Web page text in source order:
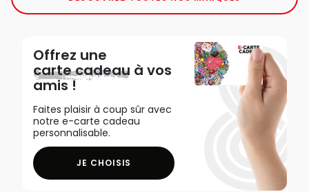
Offrez une
carte cadeau à vos
amis !
Faites plaisir à coup sûr avec
notre e-carte cadeau
personnalisable.
JE CHOISIS